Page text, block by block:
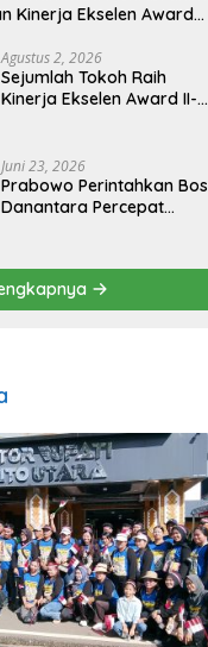
Kinerja Ekselen Award
Agustus 2, 2026
Sejumlah Tokoh Raih
Kinerja Ekselen Award II-
Juni 23, 2026
Prabowo Perintahkan Bos
Danantara Percepat
Ekonomi Baru